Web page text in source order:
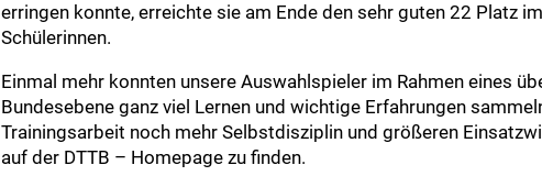
erringen konnte, erreichte sie am Ende den sehr guten 22 Platz
Schülerinnen.
Einmal mehr konnten unsere Auswahlspieler im Rahmen eines
Bundesebene ganz viel Lernen und wichtige Erfahrungen
Trainingsarbeit noch mehr Selbstdisziplin und größeren
auf der DTTB – Homepage zu finden.